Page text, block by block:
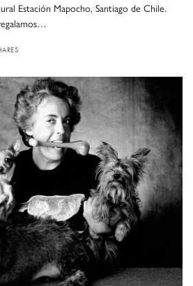
Estación Mapocho, Santiago de Chile.